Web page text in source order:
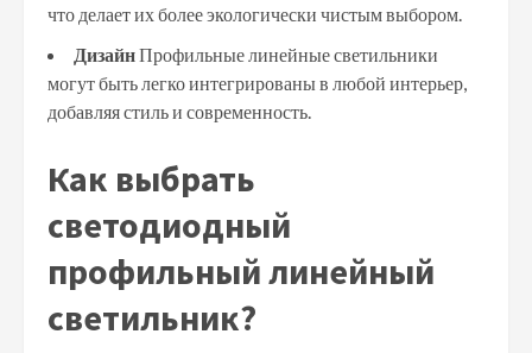
что делает их более экологически чистым выбором.
ДизайнПрофильные линейные светильники
могут быть легко интегрированы в любой интерьер,
добавляя стиль и современность.
Как выбрать
светодиодный
профильный линейный
светильник?